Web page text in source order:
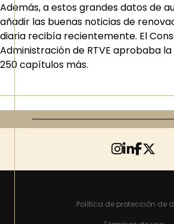
Además, a estos grandes datos de
añadir las buenas noticias de
diaria recibía recientemente. El
Administración de RTVE aprobaba
250 capítulos más.
Política de protección de